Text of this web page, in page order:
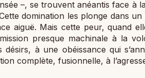
–, se trouvent anéantis face à
domination les plonge dans
aiguë. Mais cette peur, quand
presque machinale à la
désirs, à une obéissance qui
complète, fusionnelle, à